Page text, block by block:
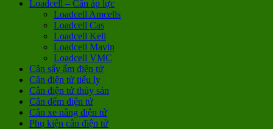
Loadcell – Cân áp lực
Loadcell Amcells
Loadcell Cas
Loadcell Keli
Loadcell Mavin
Loadcell VMC
Cân sấy ẩm điện tử
Cân điện tử tiểu ly
Cân điện tử thủy sản
Cân đếm điện tử
Cân xe nâng điện tử
Phụ kiện cân điện tử